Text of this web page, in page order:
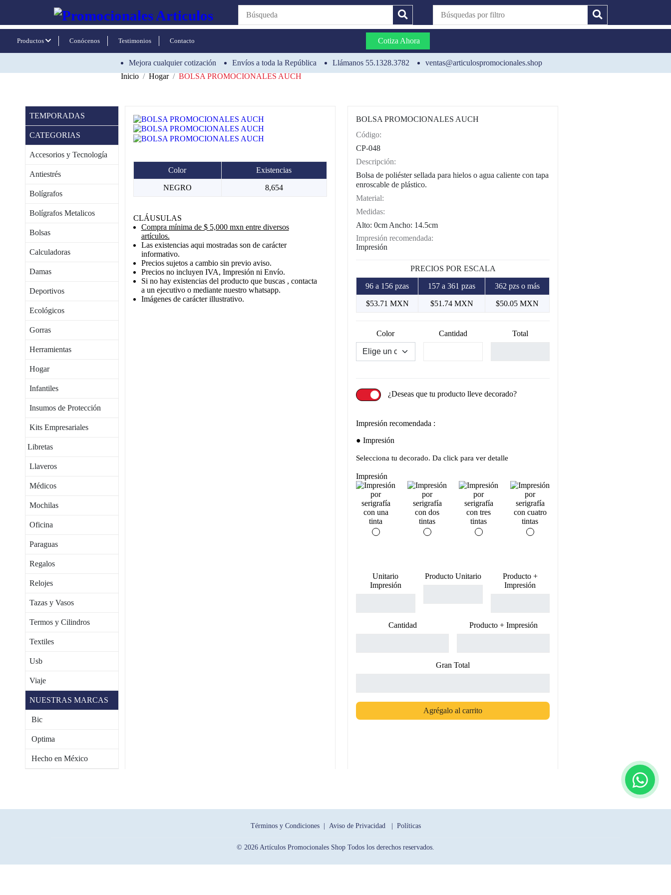
Productos Conócenos Testimonios Contacto Cotiza Ahora
Mejora cualquier cotización Envíos a toda la República Llámanos 55.1328.3782
ventas@articulospromocionales.shop
Inicio
Hogar BOLSA PROMOCIONALES AUCH
TEMPORADAS
CATEGORIAS
Accesorios y Tecnología
Antiestrés
Bolígrafos
Bolígrafos Metalicos
Bolsas
Calculadoras
Damas
Deportivos
Ecológicos
Gorras
Herramientas
Hogar
Infantiles
Insumos de Protección
Kits Empresariales
Libretas
Llaveros
Médicos
Mochilas
Oficina
Paraguas
Regalos
Relojes
Tazas y Vasos
Termos y Cilindros
Textiles
Usb
Viaje
NUESTRAS MARCAS
Bic
Optima
Hecho en México
Color Existencias
NEGRO 8,654
CLÁUSULAS
Compra mínima de $ 5,000 mxn entre diversos
artículos.
Las existencias aqui mostradas son de carácter
informativo.
Precios sujetos a cambio sin previo aviso.
Precios no incluyen IVA, Impresión ni Envío.
Si no hay existencias del producto que buscas , contacta
a un ejecutivo o mediante nuestro whatsapp.
Imágenes de carácter illustrativo.
BOLSA PROMOCIONALES AUCH
Código:
CP-048
Descripción:
Bolsa de poliéster sellada para hielos o agua caliente con tapa
enroscable de plástico.
Material:
Medidas:
Alto: 0cm Ancho: 14.5cm
Impresión recomendada:
Impresión
PRECIOS POR ESCALA
96 a 156 pzas 157 a 361 pzas 362 pzs o más
$53.71 MXN $51.74 MXN $50.05 MXN
Color Cantidad Total
¿Deseas que tu producto lleve decorado?
Impresión recomendada :
Impresión
Selecciona tu decorado. Da click para ver detalle
Impresión
Unitario
Impresión
Producto Unitario
Producto +
Impresión
Cantidad Producto + Impresión
Gran Total
Agrégalo al carrito
Términos y Condiciones | Aviso de Privacidad | Políticas
© 2026 Artículos Promocionales Shop Todos los derechos reservados.